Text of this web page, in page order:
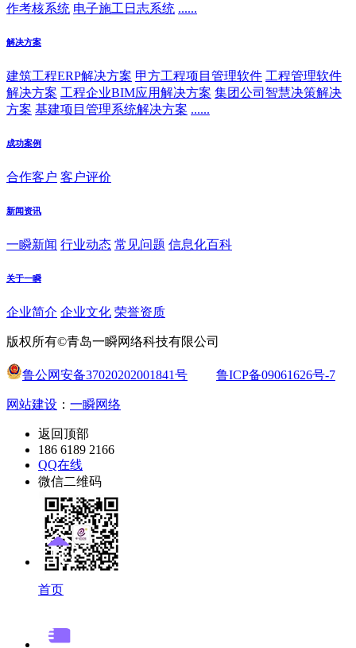
作考核系统 电子施工日志系统 ......
解决方案
建筑工程ERP解决方案 甲方工程项目管理软件 工程管理软件
解决方案 工程企业BIM应用解决方案 集团公司智慧决策解决
方案 基建项目管理系统解决方案 ......
成功案例
合作客户 客户评价
新闻资讯
一瞬新闻 行业动态 常见问题 信息化百科
关于一瞬
企业简介 企业文化 荣誉资质
版权所有©青岛一瞬网络科技有限公司
鲁公网安备37020202001841号 鲁ICP备09061626号-7
网站建设 ： 一瞬网络
返回顶部
186 6189 2166
QQ在线
微信二维码
首页